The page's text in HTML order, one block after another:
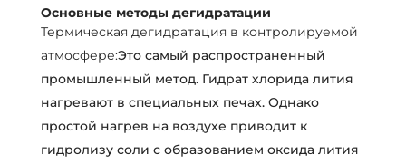
Основные методы дегидратации
Термическая дегидратация в контролируемой
атмосфере:Это самый распространенный
промышленный метод. Гидрат хлорида лития
нагревают в специальных печах. Однако
простой нагрев на воздухе приводит к
гидролизу соли с образованием оксида лития